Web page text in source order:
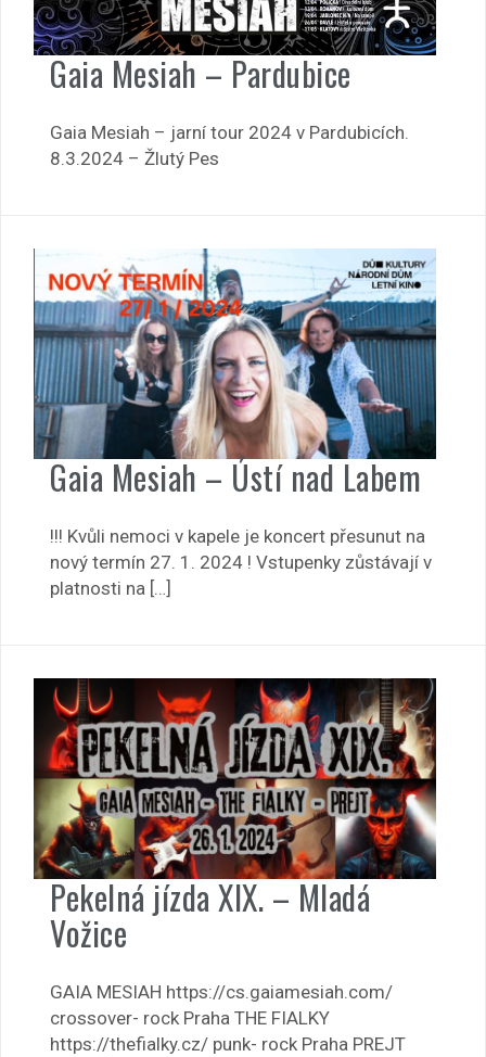
Gaia Mesiah – Pardubice
Gaia Mesiah – jarní tour 2024 v Pardubicích.
8.3.2024 – Žlutý Pes
Gaia Mesiah – Ústí nad Labem
!!! Kvůli nemoci v kapele je koncert přesunut na
nový termín 27. 1. 2024 ! Vstupenky zůstávají v
platnosti na […]
Pekelná jízda XIX. – Mladá
Vožice
GAIA MESIAH https://cs.gaiamesiah.com/
crossover- rock Praha THE FIALKY
https://thefialky.cz/ punk- rock Praha PREJT